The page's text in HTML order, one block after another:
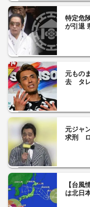
特定危
が引退
元もの
去 タレ
元ジャ
求刑
【台
は北日